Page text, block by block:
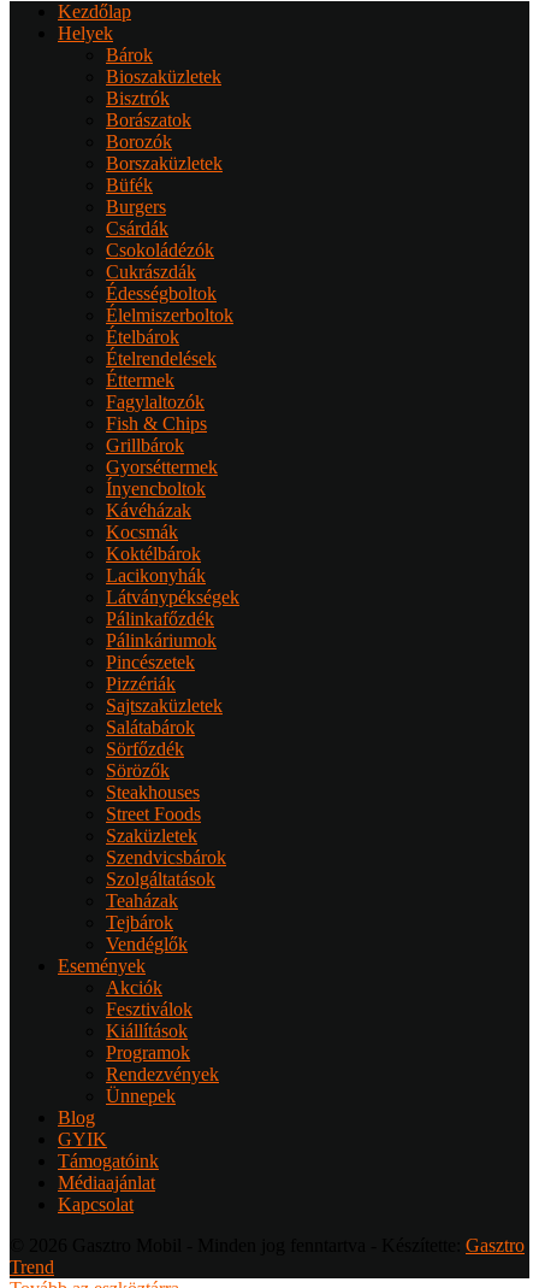
Kezdőlap
Helyek
Bárok
Bioszaküzletek
Bisztrók
Borászatok
Borozók
Borszaküzletek
Büfék
Burgers
Csárdák
Csokoládézók
Cukrászdák
Édességboltok
Élelmiszerboltok
Ételbárok
Ételrendelések
Éttermek
Fagylaltozók
Fish & Chips
Grillbárok
Gyorséttermek
Ínyencboltok
Kávéházak
Kocsmák
Koktélbárok
Lacikonyhák
Látványpékségek
Pálinkafőzdék
Pálinkáriumok
Pincészetek
Pizzériák
Sajtszaküzletek
Salátabárok
Sörfőzdék
Sörözők
Steakhouses
Street Foods
Szaküzletek
Szendvicsbárok
Szolgáltatások
Teaházak
Tejbárok
Vendéglők
Események
Akciók
Fesztiválok
Kiállítások
Programok
Rendezvények
Ünnepek
Blog
GYIK
Támogatóink
Médiaajánlat
Kapcsolat
Gasztro
Trend